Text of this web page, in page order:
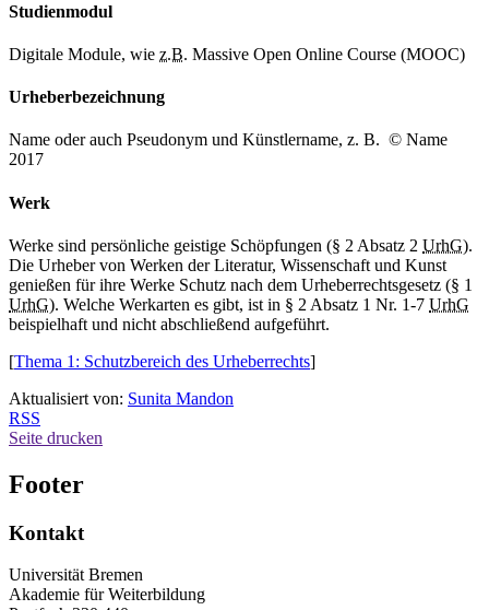
Studienmodul
Digitale Module, wie z.B. Massive Open Online Course (MOOC)
Urheberbezeichnung
Name oder auch Pseudonym und Künstlername, z. B. © Name
2017
Werk
Werke sind persönliche geistige Schöpfungen (§ 2 Absatz 2 UrhG).
Die Urheber von Werken der Literatur, Wissenschaft und Kunst
genießen für ihre Werke Schutz nach dem Urheberrechtsgesetz (§ 1
UrhG). Welche Werkarten es gibt, ist in § 2 Absatz 1 Nr. 1-7 UrhG
beispielhaft und nicht abschließend aufgeführt.
[Thema 1: Schutzbereich des Urheberrechts]
Aktualisiert von: Sunita Mandon
RSS
Seite drucken
Footer
Kontakt
Universität Bremen
Akademie für Weiterbildung